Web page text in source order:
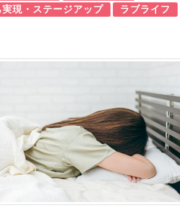
実現・ステージアップ
ラブライフ